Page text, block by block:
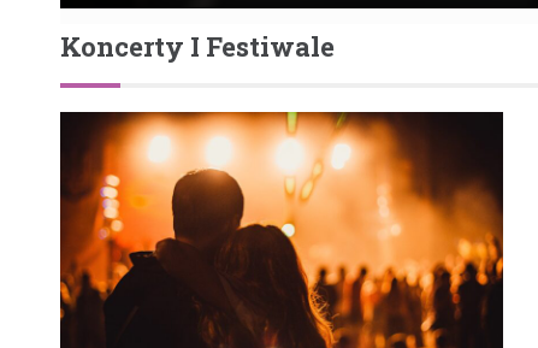
Koncerty I Festiwale